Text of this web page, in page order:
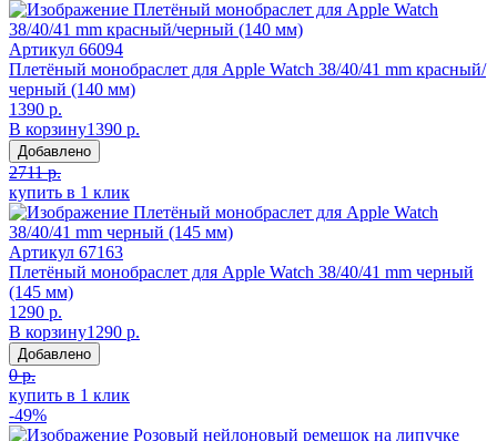
Артикул 66094
Плетёный монобраслет для Apple Watch 38/40/41 mm красный/
черный (140 мм)
1390 р.
В корзину1390 р.
Добавлено
2711 р.
купить в 1 клик
Артикул 67163
Плетёный монобраслет для Apple Watch 38/40/41 mm черный
(145 мм)
1290 р.
В корзину1290 р.
Добавлено
0 р.
купить в 1 клик
-49%